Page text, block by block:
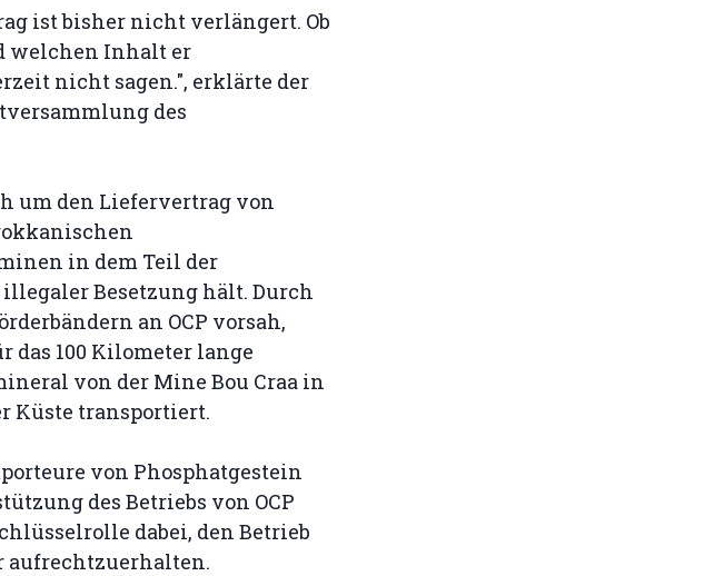
ist bisher nicht verlängert. Ob
welchen Inhalt er
nicht sagen.", erklärte der
des
um den Liefervertrag von
in dem Teil der
Besetzung hält. Durch
an OCP vorsah,
100 Kilometer lange
von der Mine Bou Craa in
Küste transportiert.
von Phosphatgestein
des Betriebs von OCP
dabei, den Betrieb
aufrechtzuerhalten.